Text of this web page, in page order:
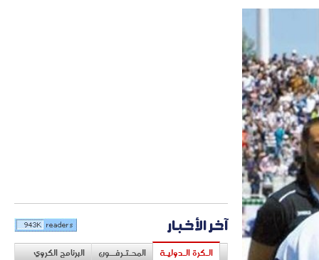
آخر الأخبار
الـكرة الـدوليـة المحـتـرفــون البرنامج الكروي